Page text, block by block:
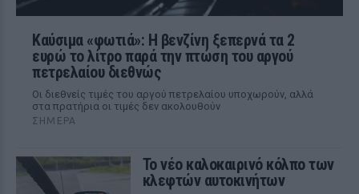
Καύσιμα «φωτιά»: Η βενζίνη ξεπερνά τα 2
ευρώ το λίτρο παρά την πτώση του αργού
πετρελαίου διεθνώς
Οι διεθνείς τιμές του αργού πετρελαίου υποχωρούν, αλλά
στα πρατήρια οι τιμές δεν ακολουθούν
ΣΉΜΕΡΑ
Το νέο καλοκαιρινό κόλπο των
κλεφτών αυτοκινήτων